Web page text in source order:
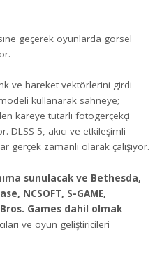
geçerek oyunlarda görsel
ve hareket vektörlerini girdi
kullanarak sahneye;
kareye tutarlı fotogerçekçi
DLSS 5, akıcı ve etkileşimli
gerçek zamanlı olarak çalışıyor.
sunulacak ve Bethesda,
NCSOFT, S-GAME,
Games dahil olmak
ve oyun geliştiricileri